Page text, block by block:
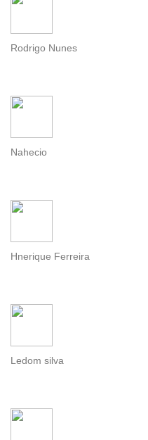
Rodrigo Nunes
Nahecio
Hnerique Ferreira
Ledom silva